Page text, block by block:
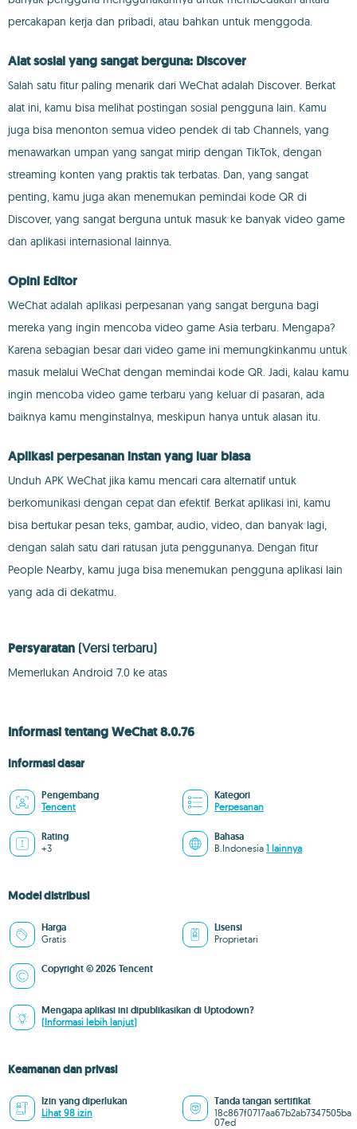
percakapan kerja dan pribadi, atau bahkan untuk menggoda.
Alat sosial yang sangat berguna: Discover
Salah satu fitur paling menarik dari WeChat adalah Discover. Berkat
alat ini, kamu bisa melihat postingan sosial pengguna lain. Kamu
juga bisa menonton semua video pendek di tab Channels, yang
menawarkan umpan yang sangat mirip dengan TikTok, dengan
streaming konten yang praktis tak terbatas. Dan, yang sangat
penting, kamu juga akan menemukan pemindai kode QR di
Discover, yang sangat berguna untuk masuk ke banyak video game
dan aplikasi internasional lainnya.
Opini Editor
WeChat adalah aplikasi perpesanan yang sangat berguna bagi
mereka yang ingin mencoba video game Asia terbaru. Mengapa?
Karena sebagian besar dari video game ini memungkinkanmu untuk
masuk melalui WeChat dengan memindai kode QR. Jadi, kalau kamu
ingin mencoba video game terbaru yang keluar di pasaran, ada
baiknya kamu menginstalnya, meskipun hanya untuk alasan itu.
Aplikasi perpesanan instan yang luar biasa
Unduh APK WeChat jika kamu mencari cara alternatif untuk
berkomunikasi dengan cepat dan efektif. Berkat aplikasi ini, kamu
bisa bertukar pesan teks, gambar, audio, video, dan banyak lagi,
dengan salah satu dari ratusan juta penggunanya. Dengan fitur
People Nearby, kamu juga bisa menemukan pengguna aplikasi lain
yang ada di dekatmu.
Persyaratan (Versi terbaru)
Memerlukan Android 7.0 ke atas
Informasi tentang WeChat 8.0.76
Informasi dasar
Pengembang
Tencent
Kategori
Perpesanan
Rating
+3
Bahasa
B.Indonesia 1 lainnya
Model distribusi
Harga
Gratis
Lisensi
Proprietari
Copyright © 2026 Tencent
Mengapa aplikasi ini dipublikasikan di Uptodown?
(Informasi lebih lanjut)
Keamanan dan privasi
Izin yang diperlukan
Lihat 98 izin
Tanda tangan sertifikat
18c867f0717aa67b2ab7347505ba
07ed